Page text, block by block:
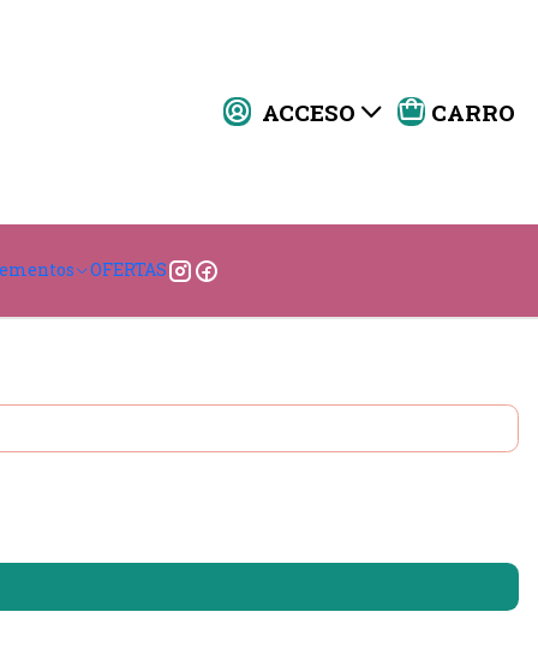
ACCESO CARRO
OFERTAS
Materiales duraderos que combinan